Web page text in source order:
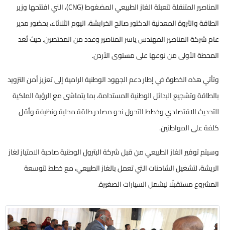
المناصير المتنقلة لتعبئة الغاز الطبيعي المضغوط (CNG)، التي افتتحها وزير
الطاقة والثروة المعدنية الدكتور صالح الخرابشة، اليوم الثلاثاء، بحضور مدير
عام شركة المناصير المهندس ياسر المناصير وعدد من المختصين. حيث تُعد
المحطة الأولى من نوعها على مستوى الأردن.
وتأتي هذه الخطوة في إطار دعم الجهود الوطنية الرامية إلى تعزيز أمن التزويد
بالطاقة وتشجيع البدائل الوطنية المستدامة، بما يتماشى مع الرؤية الملكية
للتحديث الاقتصادي وخطط التحول نحو مصادر طاقة محلية ونظيفة وأقل
كلفة على المواطنين.
وسيتم توفير الغاز الطبيعي من قبل شركة البترول الوطنية صاحبة الامتياز لغاز
الريشة، لتشغيل الشاحنات التي تعمل بالغاز الطبيعي، مع خطط لتوسعة
المشروع مستقبلًا ليشمل السيارات الصغيرة.